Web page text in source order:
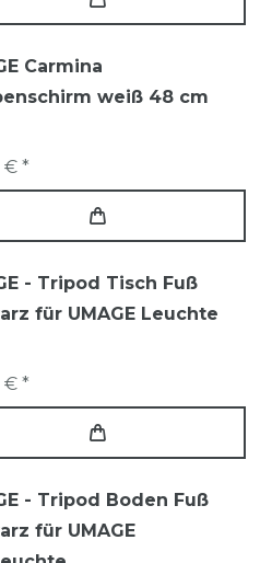
Carmina
weiß 48 cm
€ *
- Tripod Tisch Fuß
für UMAGE Leuchte
€ *
- Tripod Boden Fuß
für UMAGE